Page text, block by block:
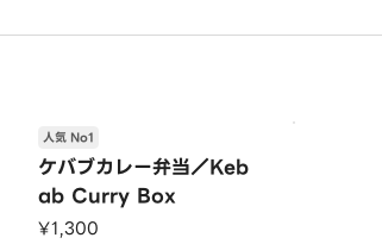
ケバブカレー弁当／Keb
ab Curry Box
人気 No1
¥1,300